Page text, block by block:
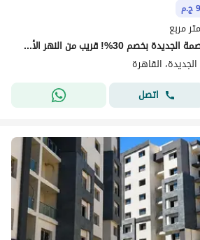
امتلك شقتك في قلب العاصمة الجديدة بخصم 30%! قريب من النهر الأخضر ومحور محمد بن زايد والحي الدبلوماسي، وسط لوكيشن راقي وحياة متكاملة!
القاهرة
اتصل